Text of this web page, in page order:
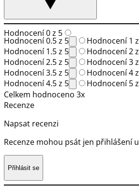
Hodnocení 0 z 5
Hodnocení 0.5 z 5
Hodnocení 1
Hodnocení 1.5 z 5
Hodnocení 2
Hodnocení 2.5 z 5
Hodnocení 3
Hodnocení 3.5 z 5
Hodnocení 4
Hodnocení 4.5 z 5
Hodnocení 5
Celkem hodnoceno 3x
Recenze
Napsat recenzi
Recenze mohou psát jen přihlášení
Přihlásit se